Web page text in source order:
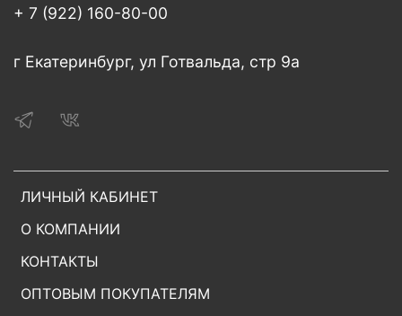
ЛИЧНЫЙ КАБИНЕТ
О КОМПАНИИ
КОНТАКТЫ
ОПТОВЫМ ПОКУПАТЕЛЯМ
+ 7 (922) 160-80-00
г Екатеринбург, ул Готвальда, стр 9а